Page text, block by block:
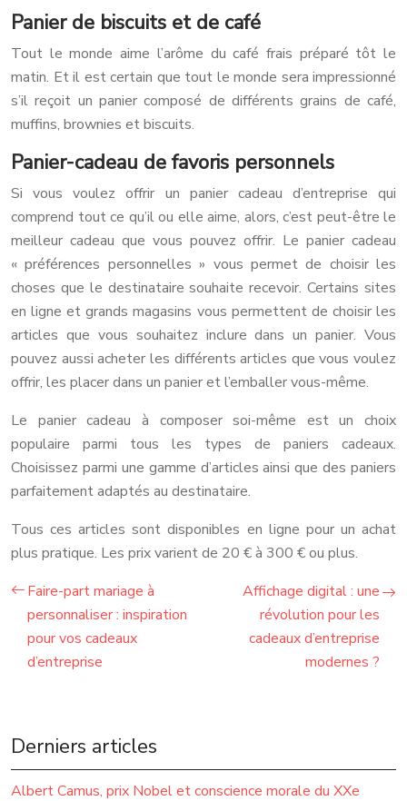
Panier de biscuits et de café
Tout le monde aime l’arôme du café frais préparé tôt le
matin. Et il est certain que tout le monde sera impressionné
s’il reçoit un panier composé de différents grains de café,
muffins, brownies et biscuits.
Panier-cadeau de favoris personnels
Si vous voulez offrir un panier cadeau d’entreprise qui
comprend tout ce qu’il ou elle aime, alors, c’est peut-être le
meilleur cadeau que vous pouvez offrir. Le panier cadeau
« préférences personnelles » vous permet de choisir les
choses que le destinataire souhaite recevoir. Certains sites
en ligne et grands magasins vous permettent de choisir les
articles que vous souhaitez inclure dans un panier. Vous
pouvez aussi acheter les différents articles que vous voulez
offrir, les placer dans un panier et l’emballer vous-même.
Le panier cadeau à composer soi-même est un choix
populaire parmi tous les types de paniers cadeaux.
Choisissez parmi une gamme d’articles ainsi que des paniers
parfaitement adaptés au destinataire.
Tous ces articles sont disponibles en ligne pour un achat
plus pratique. Les prix varient de 20 € à 300 € ou plus.
Faire-part mariage à
personnaliser : inspiration
pour vos cadeaux
d’entreprise
Affichage digital : une
révolution pour les
cadeaux d’entreprise
modernes ?
Derniers articles
Albert Camus, prix Nobel et conscience morale du XXe